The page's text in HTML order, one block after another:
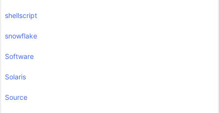
shellscript
snowflake
Software
Solaris
Source